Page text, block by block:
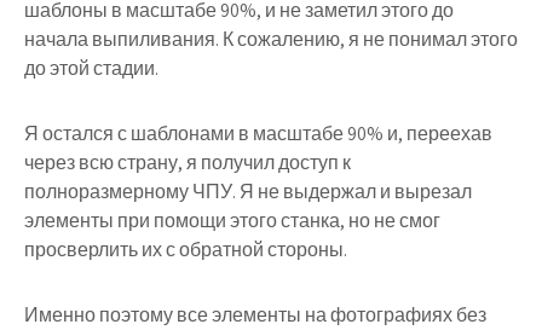
шаблоны в масштабе 90%, и не заметил этого до
начала выпиливания. К сожалению, я не понимал этого
до этой стадии.
Я остался с шаблонами в масштабе 90% и, переехав
через всю страну, я получил доступ к
полноразмерному ЧПУ. Я не выдержал и вырезал
элементы при помощи этого станка, но не смог
просверлить их с обратной стороны.
Именно поэтому все элементы на фотографиях без